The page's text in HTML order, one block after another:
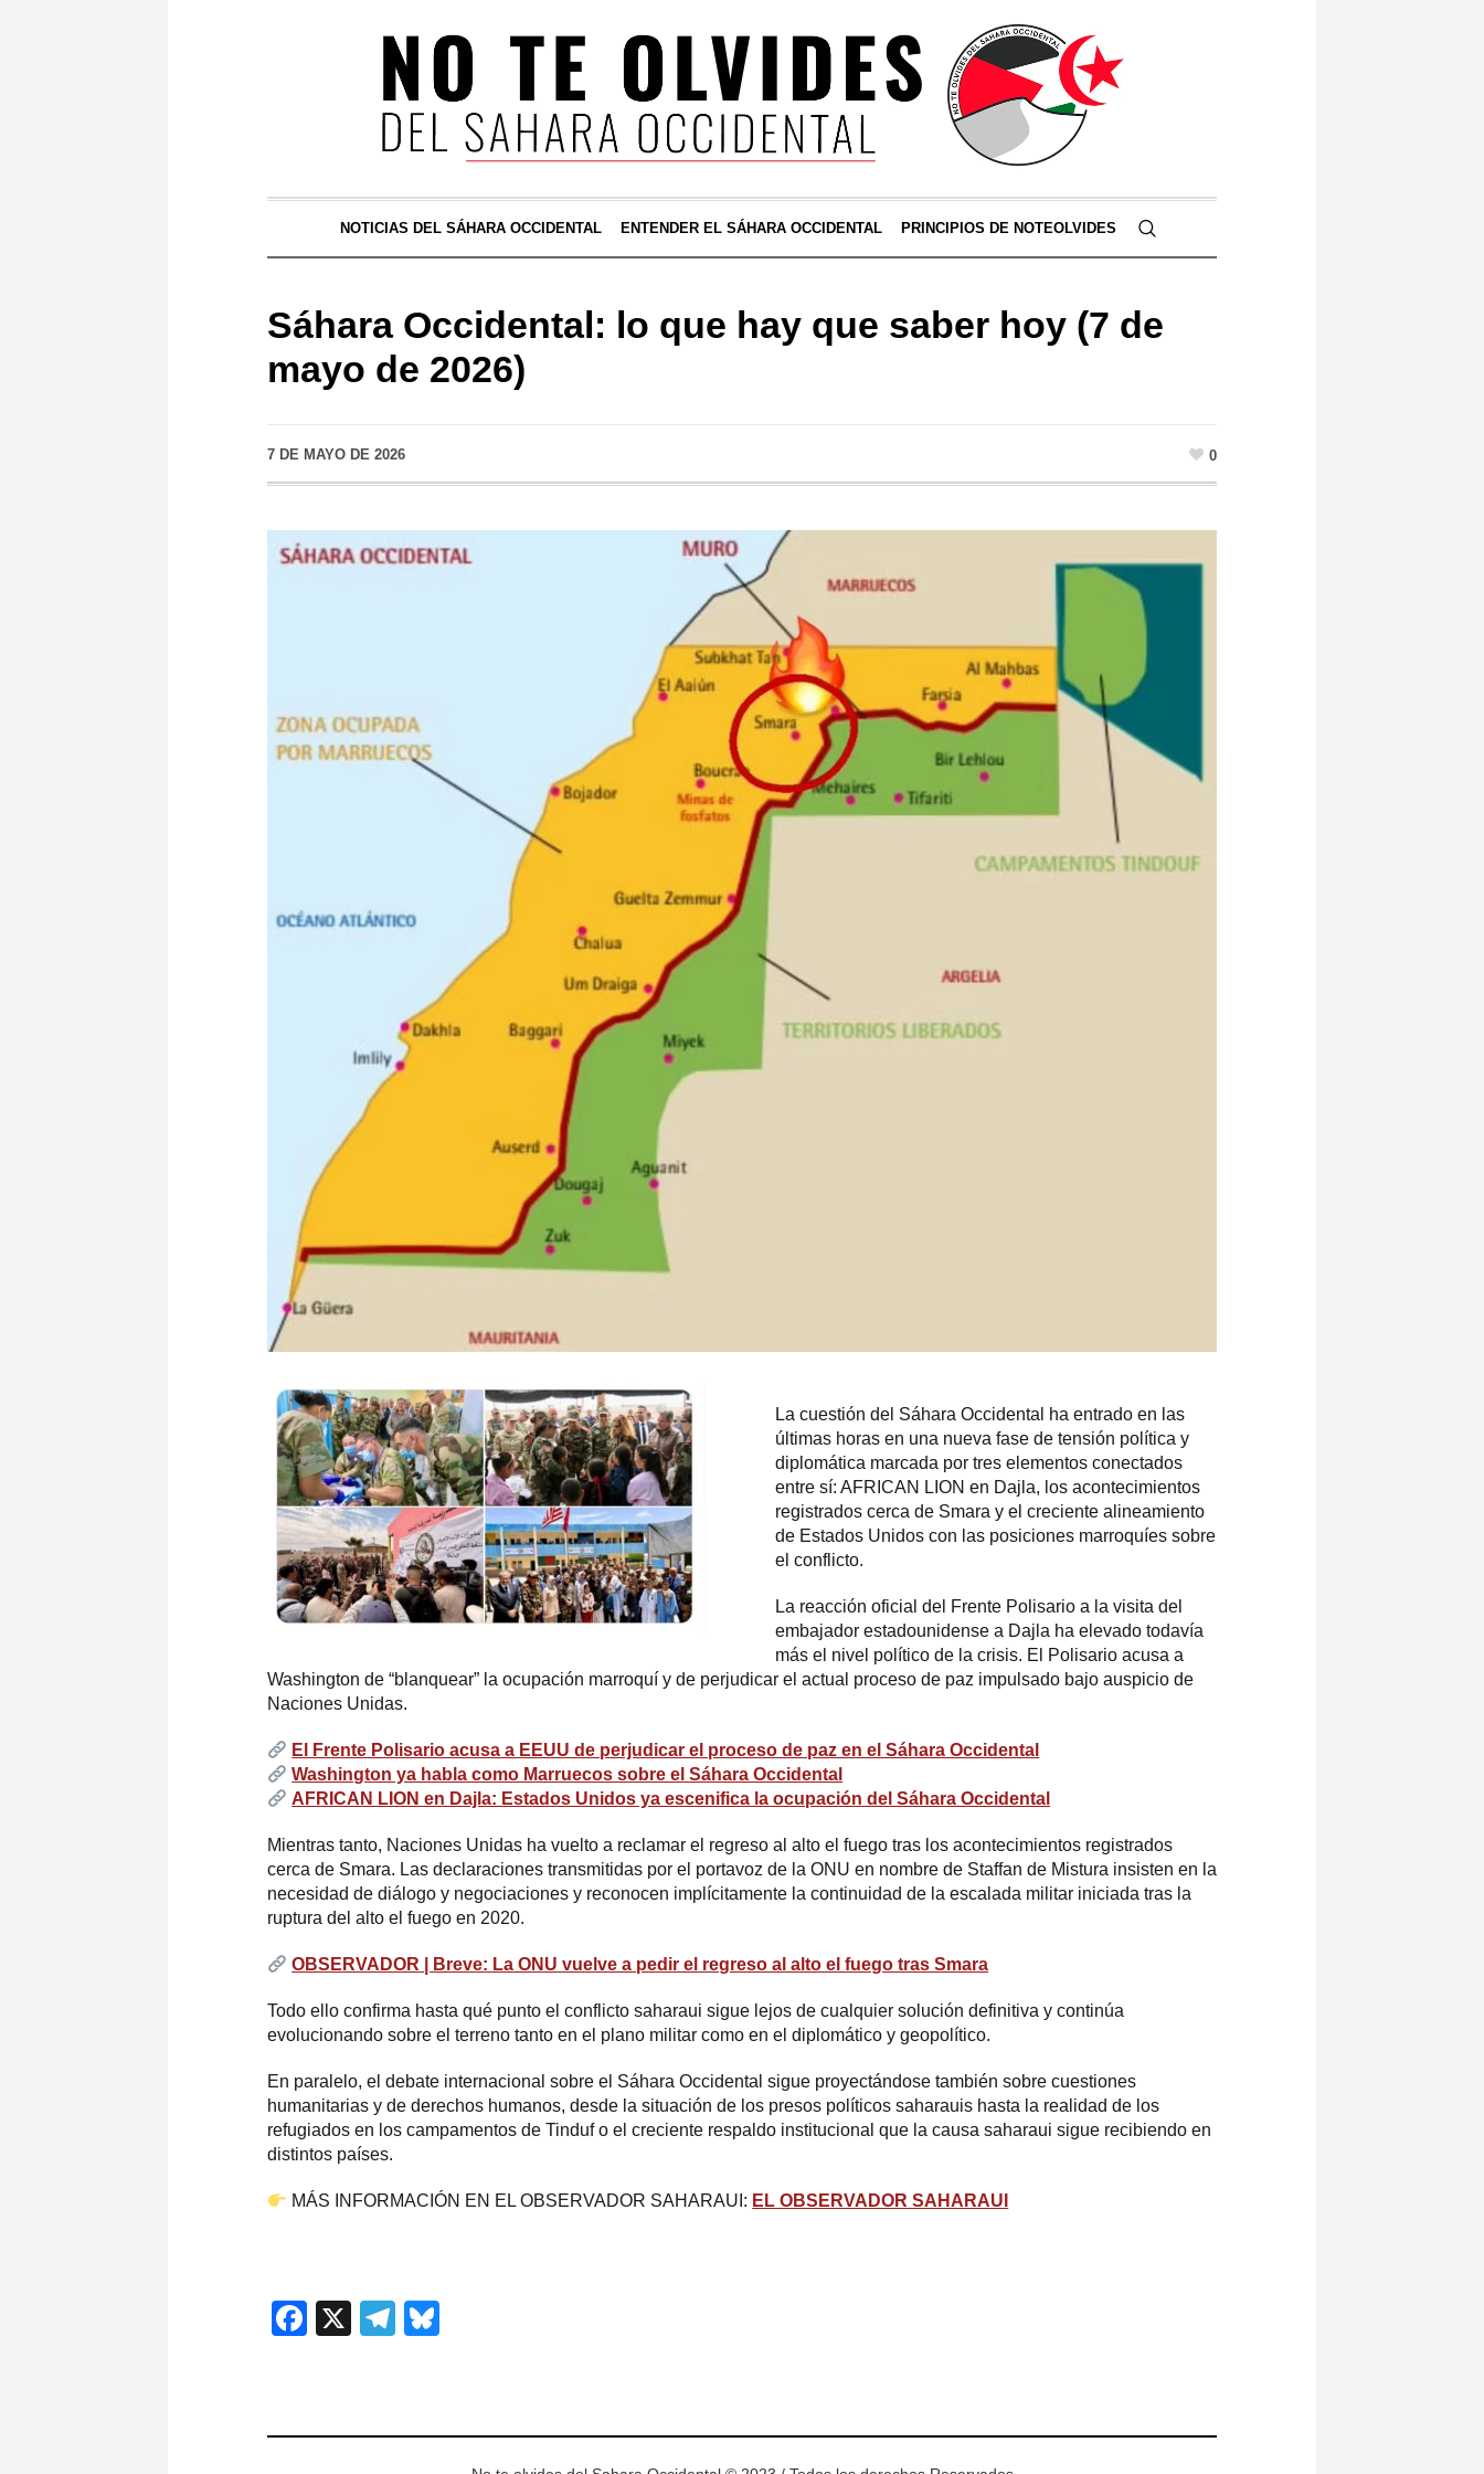
NOTICIAS DEL SÁHARA OCCIDENTAL ENTENDER EL SÁHARA OCCIDENTAL PRINCIPIOS DE NOTEOLVIDES
Sáhara Occidental: lo que hay que saber hoy (7 de
mayo de 2026)
7 DE MAYO DE 2026 0
La cuestión del Sáhara Occidental
ha entrado en las
últimas horas en una nueva fase de tensión política y
diplomática marcada por tres elementos conectados
entre sí: AFRICAN LION en Dajla, los acontecimientos
registrados cerca de Smara y el creciente alineamiento
de Estados Unidos con las posiciones marroquíes sobre
el conflicto.
La reacción oficial del Frente Polisario a la visita del
embajador estadounidense a Dajla ha elevado todavía
más el nivel político de la crisis. El Polisario acusa a
Washington de “blanquear” la ocupación marroquí y de perjudicar el actual proceso de paz impulsado bajo auspicio de
Naciones Unidas.
El Frente Polisario acusa a EEUU de perjudicar el proceso de paz en el Sáhara Occidental
Washington ya habla como Marruecos sobre el Sáhara Occidental
AFRICAN LION en Dajla: Estados Unidos ya escenifica la ocupación del Sáhara Occidental
Mientras tanto, Naciones Unidas ha vuelto a reclamar el regreso al alto el fuego tras los acontecimientos registrados
cerca de Smara. Las declaraciones transmitidas por el portavoz de la ONU en nombre de Staffan de Mistura insisten en la
necesidad de diálogo y negociaciones y reconocen implícitamente la continuidad de la escalada militar iniciada tras la
ruptura del alto el fuego en 2020.
OBSERVADOR | Breve: La ONU vuelve a pedir el regreso al alto el fuego tras Smara
Todo ello confirma hasta qué punto el conflicto saharaui sigue lejos de cualquier solución definitiva y continúa
evolucionando sobre el terreno tanto en el plano militar como en el diplomático y geopolítico.
En paralelo, el debate internacional sobre el Sáhara Occidental sigue proyectándose también sobre cuestiones
humanitarias y de derechos humanos, desde la situación de los presos políticos saharauis hasta la realidad de los
refugiados en los campamentos de Tinduf o el creciente respaldo institucional que la causa saharaui sigue recibiendo en
distintos países.
MÁS INFORMACIÓN EN EL OBSERVADOR SAHARAUI: EL OBSERVADOR SAHARAUI
Facebook
X Telegram